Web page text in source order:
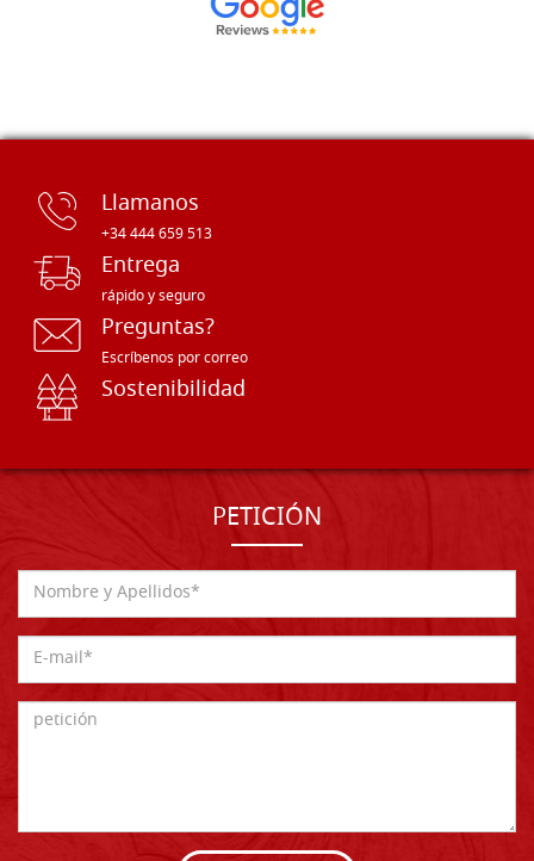
Llamanos
+34 444 659 513
Entrega
rápido y seguro
Preguntas?
Escríbenos por correo
Sostenibilidad
PETICIÓN